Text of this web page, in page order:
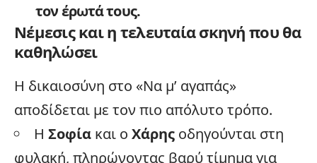
τον έρωτά τους.
Νέμεσις και η τελευταία σκηνή που θα
καθηλώσει
Η δικαιοσύνη στο «Να μ’ αγαπάς»
αποδίδεται με τον πιο απόλυτο τρόπο.
Η Σοφία και ο Χάρης οδηγούνται στη
φυλακή, πληρώνοντας βαρύ τίμημα για